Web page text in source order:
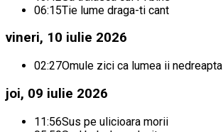
06:15Tie lume draga-ti cant
vineri, 10 iulie 2026
02:27Omule zici ca lumea ii nedreapta
joi, 09 iulie 2026
11:56Sus pe ulicioara morii